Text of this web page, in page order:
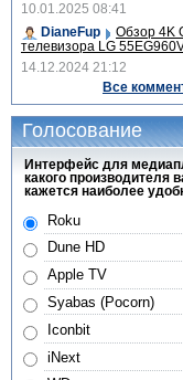
10.01.2025 08:41
DianeFup
Обзор 4K
телевизора LG
14.12.2024 21:12
Все
Голосование
Интерфейс для
какого производителя
кажется наиболее
Roku
Dune HD
Apple TV
Syabas (Pocorn)
Iconbit
iNext